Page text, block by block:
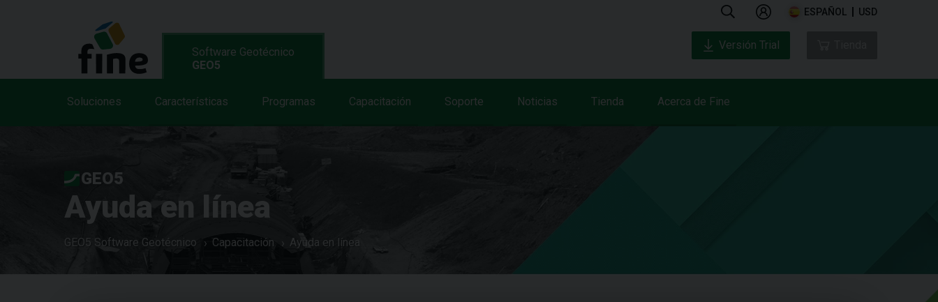
ESPAÑOL USD
Software Geotécnico
GEO5
Soluciones Características Programas Capacitación Soporte Noticias Tienda Acerca de Fine
Versión Trial
GEO5
Ayuda en línea
GEO5 Software Geotécnico Capacitación Ayuda en línea